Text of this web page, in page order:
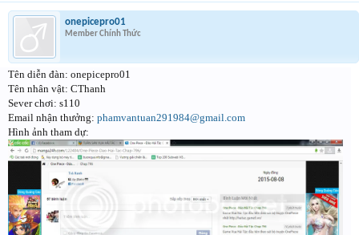
onepicepro01
Member Chính Thức
Tên diễn đàn: onepicepro01
Tên nhân vật: CThanh
Sever chơi: s110
Email nhận thưởng: phamvantuan291984@gmail.com
Hình ảnh tham dự: